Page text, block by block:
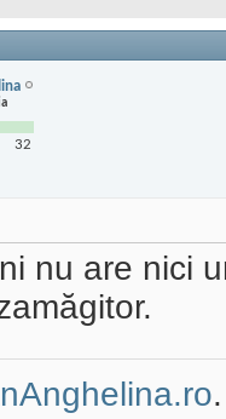
32
nu are nici
.